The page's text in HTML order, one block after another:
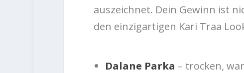
auszeichnet. Dein Gewinn ist
den einzigartigen Kari Traa
Dalane Parka – trocken,